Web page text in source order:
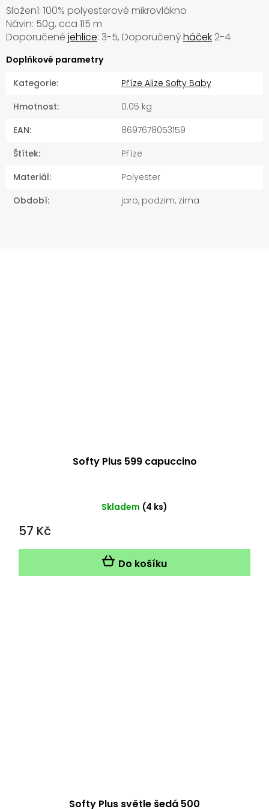
Složení: 100% polyesterové mikrovlákno
Návin: 50g, cca 115 m
Doporučené jehlice: 3-5, Doporučenýháček 2-4
Doplňkové parametry
Kategorie:
Příze Alize Softy Baby
Hmotnost:
0.05 kg
EAN:
8697678053159
Štítek:
Příze
Materiál:
Polyester
Období: jaro, podzim, zima
Softy Plus 599 capuccino
Skladem (4 ks)
57 Kč
Do košíku
Softy Plus světle šedá 500